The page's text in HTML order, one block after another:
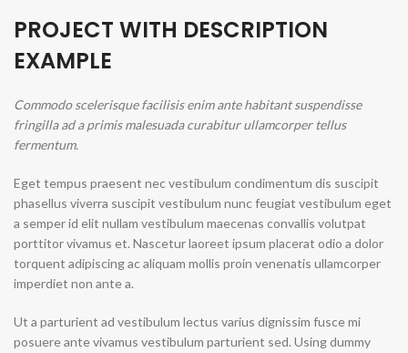
PROJECT WITH DESCRIPTION
EXAMPLE
Commodo scelerisque facilisis enim ante habitant suspendisse
fringilla ad a primis malesuada curabitur ullamcorper tellus
fermentum.
Eget tempus praesent nec vestibulum condimentum dis suscipit
phasellus viverra suscipit vestibulum nunc feugiat vestibulum eget
a semper id elit nullam vestibulum maecenas convallis volutpat
porttitor vivamus et. Nascetur laoreet ipsum placerat odio a dolor
torquent adipiscing ac aliquam mollis proin venenatis ullamcorper
imperdiet non ante a.
Ut a parturient ad vestibulum lectus varius dignissim fusce mi
posuere ante vivamus vestibulum parturient sed. Using dummy